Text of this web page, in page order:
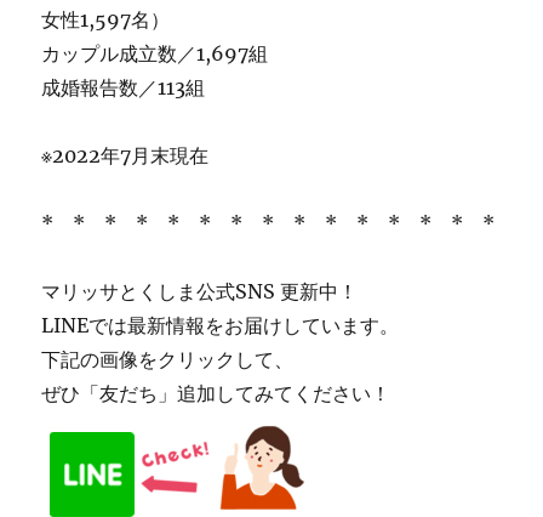
女性1,597名）
カップル成立数／1,697組
成婚報告数／113組
※2022年7月末現在
* * * * * * * * * * * * * * *
マリッサとくしま公式SNS 更新中！
LINEでは最新情報をお届けしています。
下記の画像をクリックして、
ぜひ「友だち」追加してみてください！